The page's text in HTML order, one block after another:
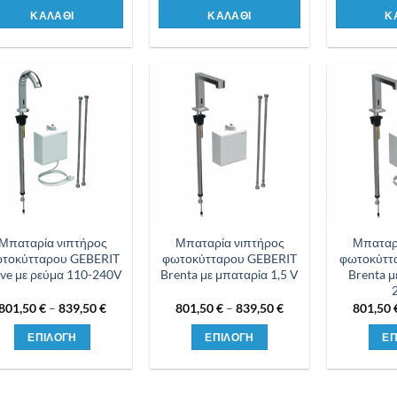
ΚΑΛΑΘΙ ΚΑΛΑΘΙ
Προσθήκη
στη λίστα
επιθυμιών
Μπαταρία νιπτήρος
GEBERIT
με ρεύμα 110-240V
€ – 839,50€Price
ΕΠΙΛΟΓΗ
Προσθήκη
στη λίστα
επιθυμιών
Μπαταρία νιπτήρος
φωτοκύτταρου GEBERIT
Brenta με μπαταρία 1,5 V
801,50€ – 839,50€Price
ΕΠΙΛΟΓΗ
Brenta
801,50